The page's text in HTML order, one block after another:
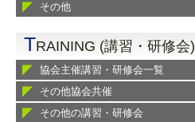
その他
TRAINING (講習・研修会)
協会主催講習・研修会一覧
その他協会共催
その他の講習・研修会